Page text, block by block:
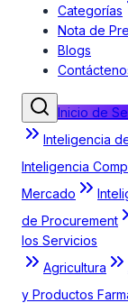
Categorías
Nota de
Blogs
Inicio de
Inteligencia
Inteligencia
Mercado
de Procurement
los Servicios
Agricultura
y Productos